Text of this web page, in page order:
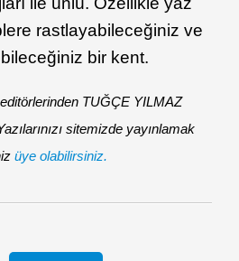
rastlayabileceğiniz ve
bir kent.
TUĞÇE YILMAZ
sitemizde yayınlamak
üye olabilirsiniz.